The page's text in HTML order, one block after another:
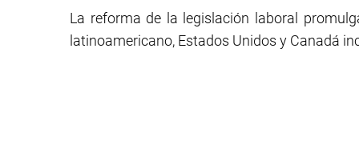
La reforma de la legislación laboral
latinoamericano, Estados Unidos y Canadá